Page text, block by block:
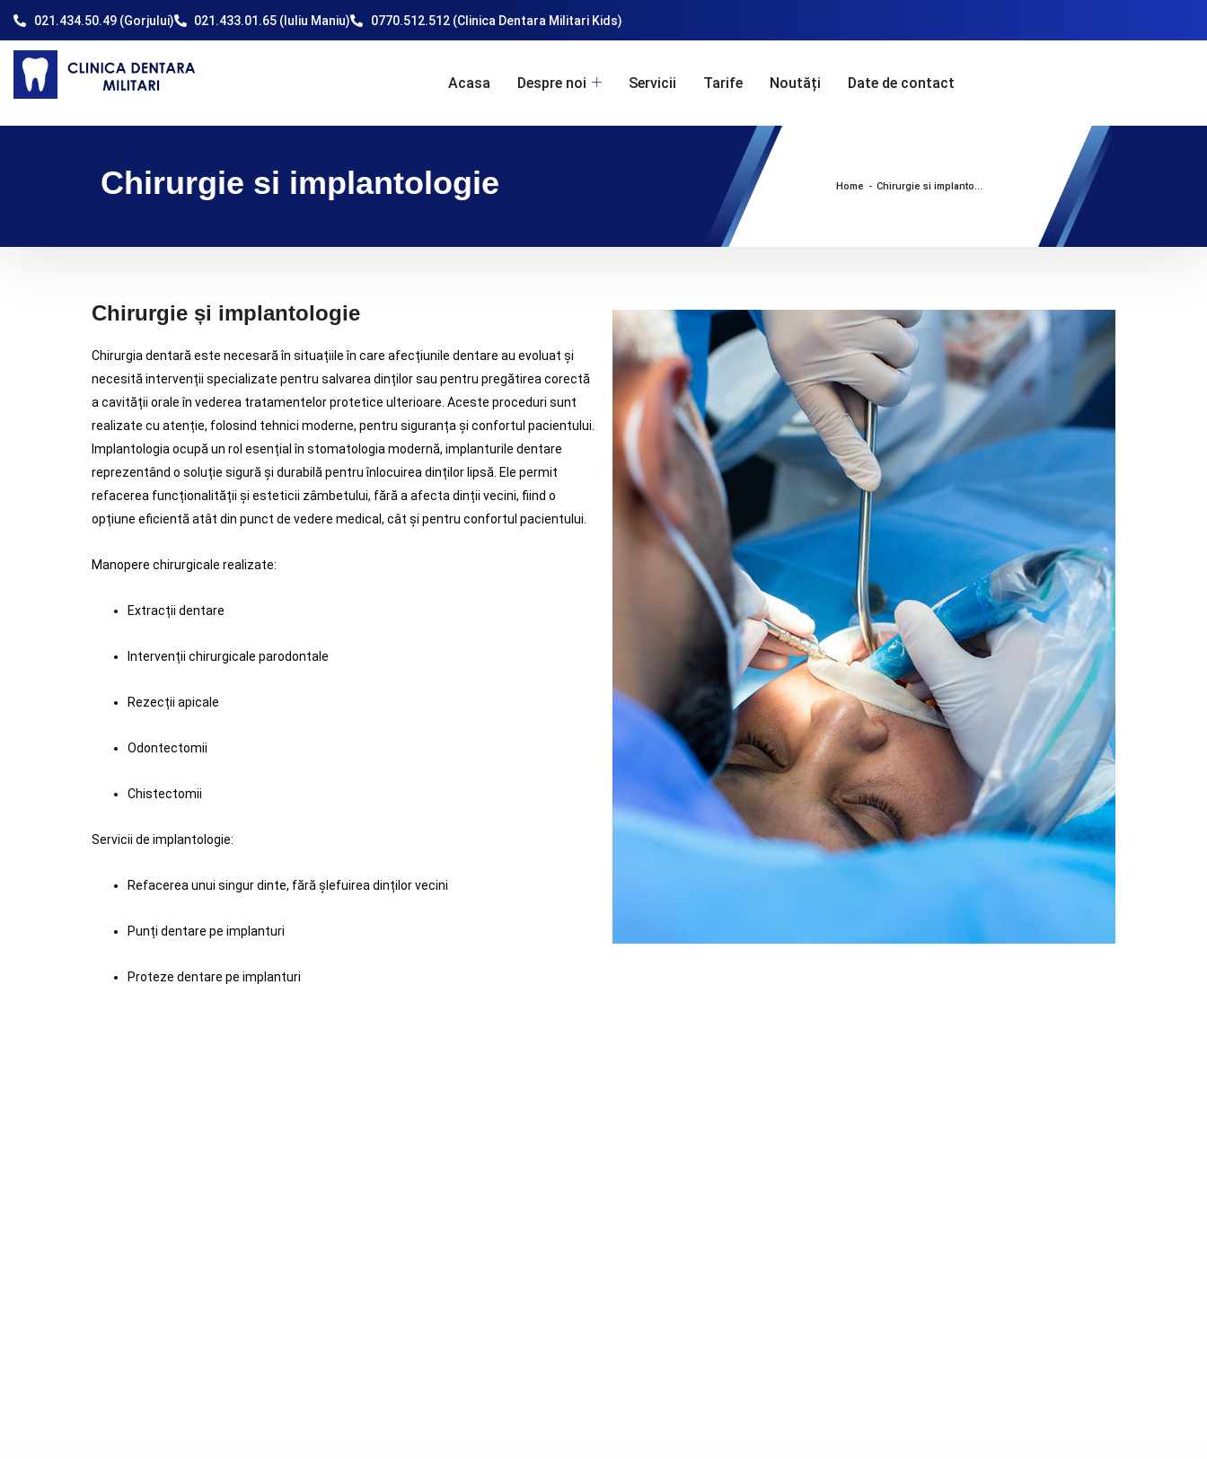
021.434.50.49 (Gorjului) 021.433.01.65 (Iuliu Maniu) 0770.512.512 (Clinica Dentara Militari Kids)
Acasa Despre noi Servicii Tarife Noutăți Date de contact
Chirurgie si implantologie Home - Chirurgie si implantologie
Chirurgie și implantologie
Chirurgia dentară este necesară în situațiile în care afecțiunile dentare au evoluat și
necesită intervenții specializate pentru salvarea dinților sau pentru pregătirea corectă
a cavității orale în vederea tratamentelor protetice ulterioare. Aceste proceduri sunt
realizate cu atenție, folosind tehnici moderne, pentru siguranța și confortul pacientului.
Implantologia ocupă un rol esențial în stomatologia modernă, implanturile dentare
reprezentând o soluție sigură și durabilă pentru înlocuirea dinților lipsă. Ele permit
refacerea funcționalității și esteticii zâmbetului, fără a afecta dinții vecini, fiind o
opțiune eficientă atât din punct de vedere medical, cât și pentru confortul pacientului.
Manopere chirurgicale realizate:
Extracții dentare
Intervenții chirurgicale parodontale
Rezecții apicale
Odontectomii
Chistectomii
Servicii de implantologie:
Refacerea unui singur dinte, fără șlefuirea dinților vecini
Punți dentare pe implanturi
Proteze dentare pe implanturi